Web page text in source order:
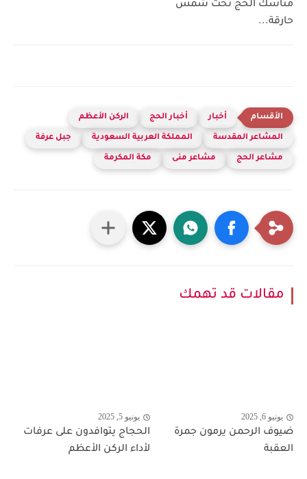
مناسك الحج تحت شمس
حارقة...
أخبار أخبار الحج الركن الأعظم
المشاعر المقدسة المملكة العربية السعودية جبل عرفة
مشاعر الحج مشاعر منى مكة المكرمة
مقالات قد تهمك
يونيو 6, 2025
ضيوف الرحمن يرمون جمرة
العقبة
يونيو 5, 2025
الحجاج يتوافدون على عرفات
لأداء الركن الأعظم